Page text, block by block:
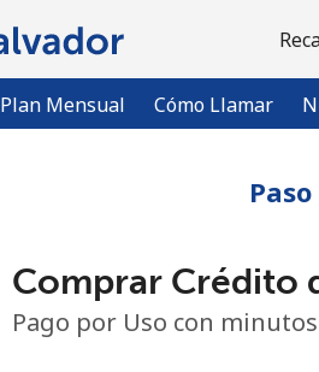
Plan Mensual Cómo Llamar
Comprar Crédito
Pago por Uso con